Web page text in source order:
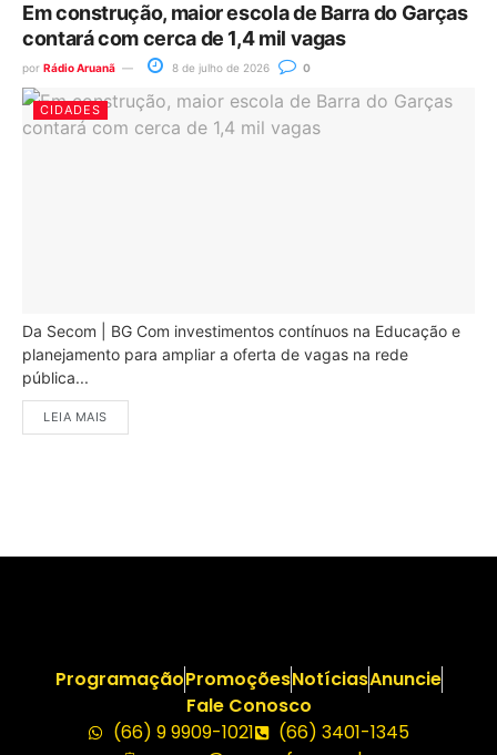
Em construção, maior escola de Barra do Garças
contará com cerca de 1,4 mil vagas
por Rádio Aruanã 8 de julho de 2026 0
CIDADES
Da Secom | BG Com investimentos contínuos na Educação e
planejamento para ampliar a oferta de vagas na rede
pública...
LEIA MAIS
ProgramaçãoPromoçõesNotíciasAnuncie
Fale Conosco
(66) 9 9909-1021
(66) 3401-1345